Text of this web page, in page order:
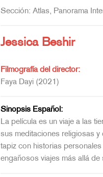
Sección: Atlas, Panorama
Jessica Beshir
Filmografía del director:
Faya Dayi (2021)
Sinopsis Español:
La película es un viaje a las
sus meditaciones religiosas y
tapiz con historias
engañosos viajes más allá